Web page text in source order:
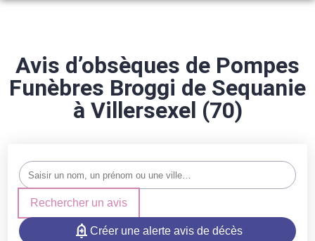
ORGANISER DES OBSÈQUES
PRÉVOIR SES OBSÈQUES
SERVICES AUX FAMILLES
NOS AGENCES
PORT-SUR-SAÔNE
COMBEAUFONTAINE
NOS CHAMBRES FUNERAIRES
PORT-SUR-SAÔNE
Avis d’obsèques de Pompes
Funèbres Broggi de Sequanie
à Villersexel (70)
Rechercher un avis
Créer une alerte avis de décès